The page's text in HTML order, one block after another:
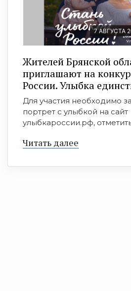
7 АВГУСТА
Жителей Брянской
приглашают на
России. Улыбка
Для участия необходимо
портрет с улыбкой на сайт
улыбкароссии.рф, отметить
Читать далее